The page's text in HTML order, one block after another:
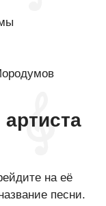
на её
песни.